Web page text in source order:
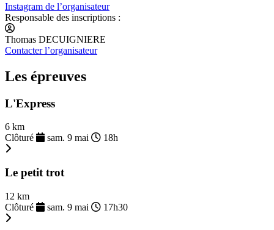
Instagram de l’organisateur
Responsable des inscriptions :
Thomas DECUIGNIERE
Contacter l’organisateur
Les épreuves
L'Express
6 km
Clôturé
sam. 9 mai 18h
Le petit trot
12 km
Clôturé
sam. 9 mai 17h30